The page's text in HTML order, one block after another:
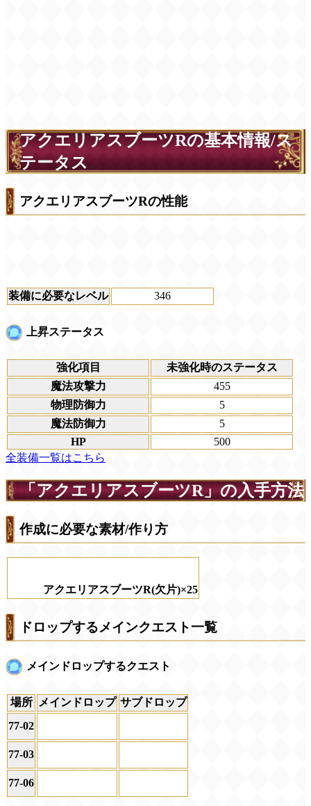
アクエリアスブーツRの基本情報/ス
テータス
アクエリアスブーツRの性能
装備に必要なレベル 346
上昇ステータス
強化項目
未強化時のステータス
魔法攻撃力
455
物理防御力
5
魔法防御力
5
HP
500
全装備一覧はこちら
「アクエリアスブーツR」の入手方法
作成に必要な素材/作り方
アクエリアスブーツR(欠片)×25
ドロップするメインクエスト一覧
メインドロップするクエスト
場所 メインドロップ サブドロップ
77-02
77-03
77-06